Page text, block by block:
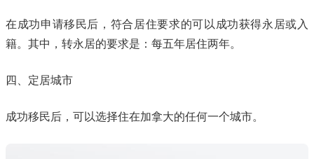
在成功申请移民后，符合居住要求的可以成功获得永居或入
籍。其中，转永居的要求是：每五年居住两年。
四、定居城市
成功移民后，可以选择住在加拿大的任何一个城市。